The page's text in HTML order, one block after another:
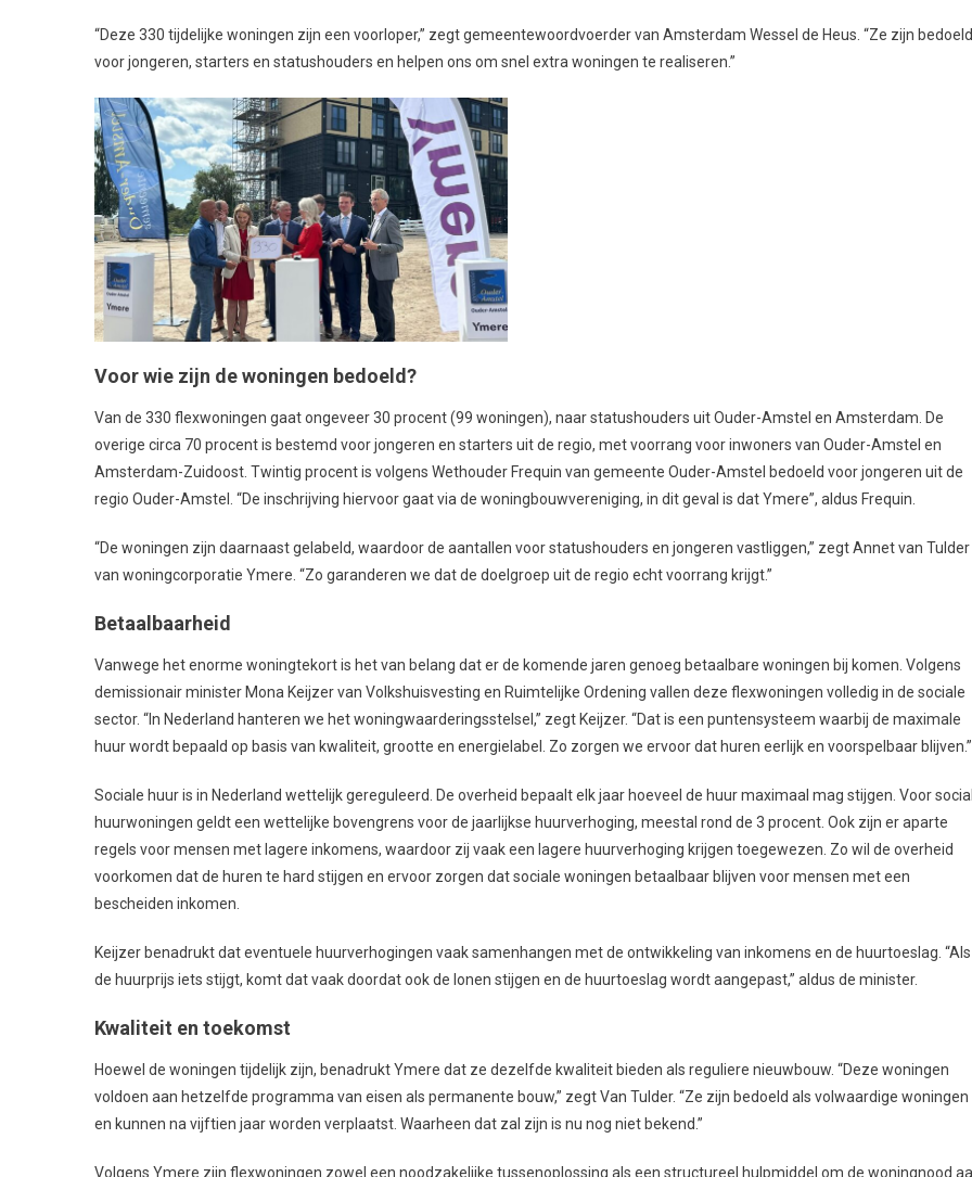
“Deze 330 tijdelijke woningen zijn een voorloper,” zegt gemeentewoordvoerder van Amsterdam Wessel de Heus. “Ze zijn bedoeld
voor jongeren, starters en statushouders en helpen ons om snel extra woningen te realiseren.”
Voor wie zijn de woningen bedoeld?
Van de 330 flexwoningen gaat ongeveer 30 procent (99 woningen), naar statushouders uit Ouder-Amstel en Amsterdam. De
overige circa 70 procent is bestemd voor jongeren en starters uit de regio, met voorrang voor inwoners van Ouder-Amstel en
Amsterdam-Zuidoost. Twintig procent is volgens Wethouder Frequin van gemeente Ouder-Amstel bedoeld voor jongeren uit de
regio Ouder-Amstel. “De inschrijving hiervoor gaat via de woningbouwvereniging, in dit geval is dat Ymere”, aldus Frequin.
“De woningen zijn daarnaast gelabeld, waardoor de aantallen voor statushouders en jongeren vastliggen,” zegt Annet van Tulder
van woningcorporatie Ymere. “Zo garanderen we dat de doelgroep uit de regio echt voorrang krijgt.”
Betaalbaarheid
Vanwege het enorme woningtekort is het van belang dat er de komende jaren genoeg betaalbare woningen bij komen. Volgens
demissionair minister Mona Keijzer van Volkshuisvesting en Ruimtelijke Ordening vallen deze flexwoningen volledig in de sociale
sector. “In Nederland hanteren we het woningwaarderingsstelsel,” zegt Keijzer. “Dat is een puntensysteem waarbij de maximale
huur wordt bepaald op basis van kwaliteit, grootte en energielabel. Zo zorgen we ervoor dat huren eerlijk en voorspelbaar blijven.”
Sociale huur is in Nederland wettelijk gereguleerd. De overheid bepaalt elk jaar hoeveel de huur maximaal mag stijgen. Voor
huurwoningen geldt een wettelijke bovengrens voor de jaarlijkse huurverhoging, meestal rond de 3 procent. Ook zijn er aparte
regels voor mensen met lagere inkomens, waardoor zij vaak een lagere huurverhoging krijgen toegewezen. Zo wil de overheid
voorkomen dat de huren te hard stijgen en ervoor zorgen dat sociale woningen betaalbaar blijven voor mensen met een
bescheiden inkomen.
Keijzer benadrukt dat eventuele huurverhogingen vaak samenhangen met de ontwikkeling van inkomens en de huurtoeslag. “Als
de huurprijs iets stijgt, komt dat vaak doordat ook de lonen stijgen en de huurtoeslag wordt aangepast,” aldus de minister.
Kwaliteit en toekomst
Hoewel de woningen tijdelijk zijn, benadrukt Ymere dat ze dezelfde kwaliteit bieden als reguliere nieuwbouw. “Deze woningen
voldoen aan hetzelfde programma van eisen als permanente bouw,” zegt Van Tulder. “Ze zijn bedoeld als volwaardige woningen
en kunnen na vijftien jaar worden verplaatst. Waarheen dat zal zijn is nu nog niet bekend.”
Volgens Ymere zijn flexwoningen zowel een noodzakelijke tussenoplossing als een structureel hulpmiddel om de woningnood